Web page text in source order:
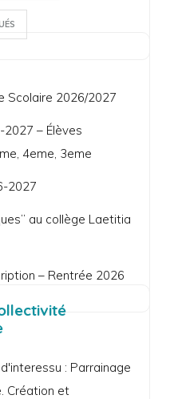
Scolaire 2026/2027
2027 – Élèves
4eme, 3eme
2027
au collège Laetitia
– Rentrée 2026
: Parrainage
Création et